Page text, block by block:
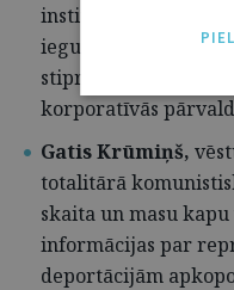
institūta valdes
ieguldījumu
stiprināšanā, kā arī
korporatīvās
Gatis Krūmiņš,
totalitārā
skaita un masu
informācijas par
deportācijām